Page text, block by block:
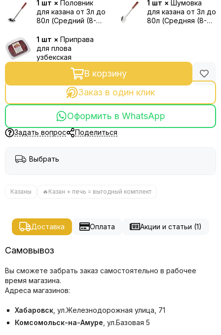
зольником)
1 шт × Половник
для казана от 3л до
80л (Средний (8-
1 шт × Шумовка
для казана от 3л до
80л (Средняя (8-
1 шт × Приправа
для плова
узбекская
В корзину
Заказ в один клик
Оформить в WhatsApp
Задать вопрос Поделиться
Выбрать
Казаны 🔥Казан + печь = выгодный комплект
Доставка Оплата Акции и статьи (1)
Самовывоз
Вы сможете забрать заказ самостоятельно в рабочее
время магазина.
Адреса магазинов:
Хабаровск , ул.Железнодорожная улица, 71
Комсомольск-на-Амуре , ул.Базовая 5